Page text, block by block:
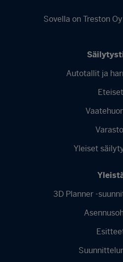
Sovella on Treston
Autotallit ja
Eteiset
Yleiset
3D Planner -